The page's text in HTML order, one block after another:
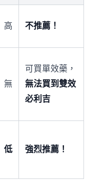
高 不推薦！
無
可買單效藥，
無法買到雙效
必利吉
低 強烈推薦！